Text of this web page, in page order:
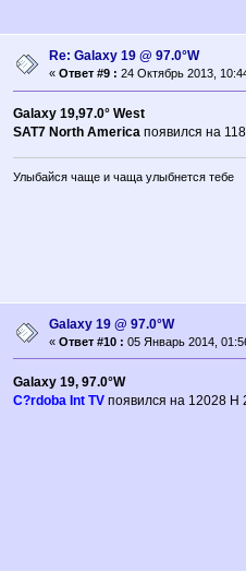
Re: Galaxy 19 @ 97.0°W
« Ответ #9 : 24 Октябрь 2013,
Galaxy 19,97.0° West
SAT7 North America появился на
Улыбайся чаще и чаща улыбнется тебе
Galaxy 19 @ 97.0°W
« Ответ #10 : 05 Январь 2014,
Galaxy 19, 97.0°W
C?rdoba Int TV появился на 12028 H